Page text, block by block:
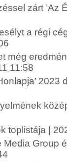
zárt ’Az
a régi
még
11:58
2023
toplistája |
Group